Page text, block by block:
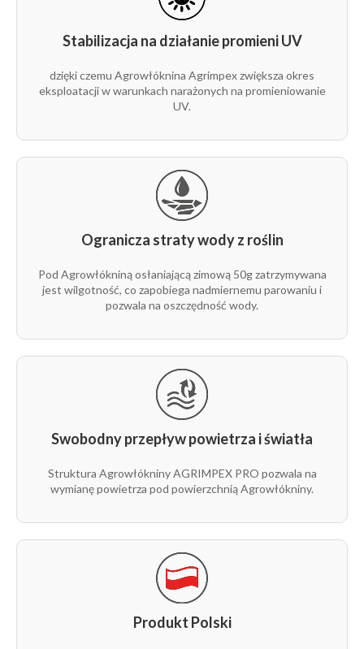
Stabilizacja na działanie promieni UV
dzięki czemu Agrowłóknina Agrimpex zwiększa okres
eksploatacji w warunkach narażonych na promieniowanie
UV.
Ogranicza straty wody z roślin
Pod Agrowłókniną osłaniającą zimową 50g zatrzymywana
jest wilgotność, co zapobiega nadmiernemu parowaniu i
pozwala na oszczędność wody.
Swobodny przepływ powietrza i światła
Struktura Agrowłókniny AGRIMPEX PRO pozwala na
wymianę powietrza pod powierzchnią Agrowłókniny.
Produkt Polski